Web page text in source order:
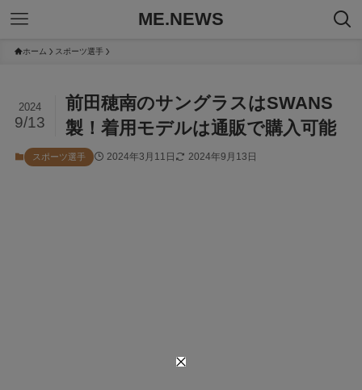
ME.NEWS
ホーム スポーツ選手
前田穂南のサングラスはSWANS
製！着用モデルは通販で購入可能
2024
9/13
スポーツ選手 2024年3月11日 2024年9月13日